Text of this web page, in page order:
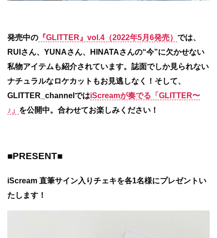
発売中の 『GLITTER』vol.4（2022年5月6発売） では、
RUIさん、YUNAさん、HINATAさんの“今”に欠かせない
私物アイテムも紹介されています。誌面でしか見られない
ナチュラルなロケカットもお見逃しなく！そして、
GLITTER_channelではiScreamが奏でる「GLITTER〜
♪」 を公開中。合わせてお楽しみください！
■PRESENT■
iScream 直筆サイン入りチェキを各1名様にプレゼントい
たします！